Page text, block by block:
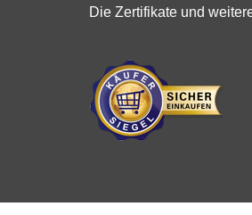
Die Zertifikate und